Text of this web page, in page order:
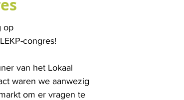
op
congres!
van het Lokaal
waren we aanwezig
om er vragen te